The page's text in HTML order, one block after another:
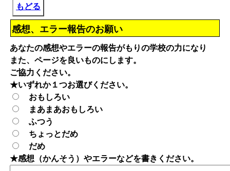
もどる
感想、エラー報告のお願い
あなたの感想やエラーの報告がもりの学校の力になり
また、ページを良いものにします。
ご協力ください。
★いずれか１つお選びください。
おもしろい
まあまあおもしろい
ふつう
ちょっとだめ
だめ
★感想（かんそう）やエラーなどを書きください。